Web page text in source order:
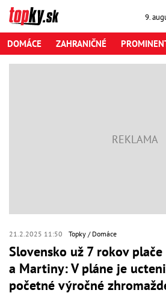
9.
DOMÁCE ZAHRANIČNÉ
21.2.2025 11:50 Topky Domáce
Slovensko už 7 rokov
a Martiny: V pláne je
početné výročné